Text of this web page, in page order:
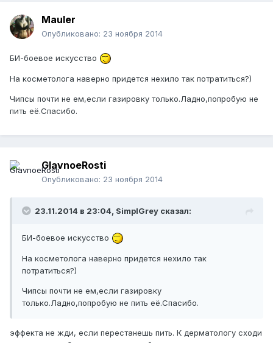
Mauler
Опубликовано: 23 ноября 2014
БИ-боевое искусство
На косметолога наверно придется нехило так потратиться?)
Чипсы почти не ем,если газировку только.Ладно,попробую не
пить её.Спасибо.
GlavnoeRosti
Опубликовано: 23 ноября 2014
23.11.2014 в 23:04, SimplGrey сказал:
БИ-боевое искусство
На косметолога наверно придется нехило так
потратиться?)
Чипсы почти не ем,если газировку
только.Ладно,попробую не пить её.Спасибо.
эффекта не жди, если перестанешь пить. К дерматологу сходи